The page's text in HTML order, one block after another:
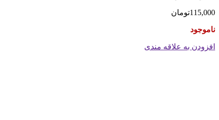
115,000تومان
ناموجود
افزودن به علاقه مندی